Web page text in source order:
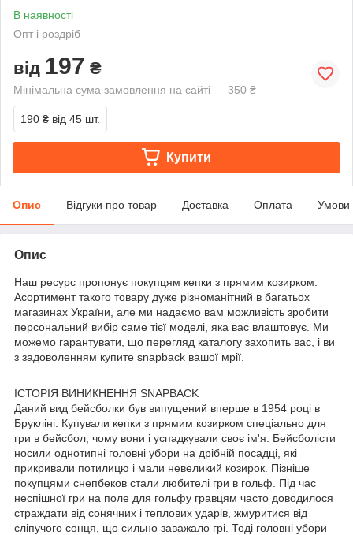
В наявності
Опт і роздріб
від 197 ₴
Мінімальна сума замовлення на сайті — 350 ₴
190 ₴ від 45 шт.
Купити
Опис Відгуки про товар Доставка Оплата Умови
Опис
Наш ресурс пропонує покупцям кепки з прямим козирком.
Асортимент такого товару дуже різноманітний в багатьох
магазинах України, але ми надаємо вам можливість зробити
персональний вибір саме тієї моделі, яка вас влаштовує. Ми
можемо гарантувати, що перегляд каталогу захопить вас, і ви
з задоволенням купите snapback вашої мрії.
ІСТОРІЯ ВИНИКНЕННЯ SNAPBACK
Даний вид бейсболки був випущений вперше в 1954 році в
Брукліні. Купували кепки з прямим козирком спеціально для
гри в бейсбол, чому вони і успадкували своє ім'я. Бейсболісти
носили однотипні головні убори на дрібній посадці, які
прикривали потилицю і мали невеликий козирок. Пізніше
покупцями снепбеков стали любителі гри в гольф. Під час
неспішної гри на поле для гольфу гравцям часто доводилося
страждати від сонячних і теплових ударів, жмуритися від
сліпучого сонця, що сильно заважало грі. Тоді головні убори